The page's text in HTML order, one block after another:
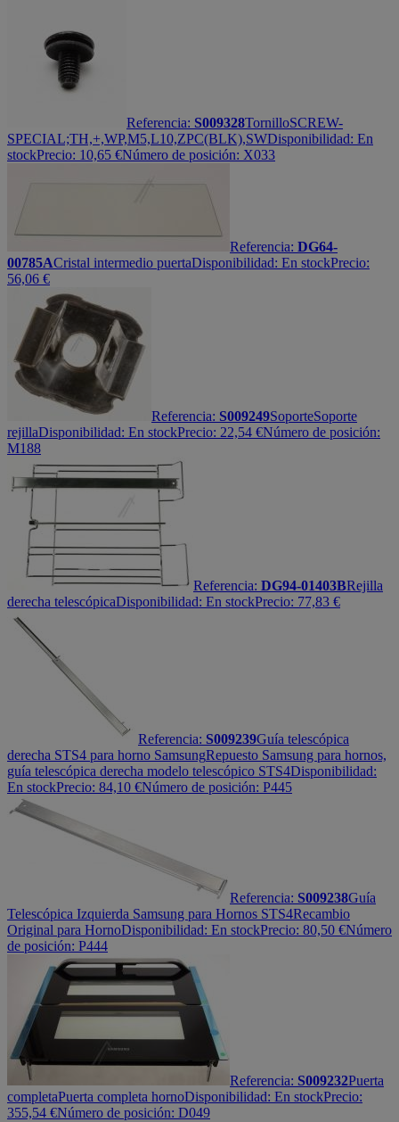
Referencia: S009328TornilloSCREW-
SPECIAL;TH,+,WP,M5,L10,ZPC(BLK),SWDisponibilidad: En
stockPrecio: 10,65 €Número de posición: X033
Referencia: DG64-
00785ACristal intermedio puertaDisponibilidad: En stockPrecio:
56,06 €
Referencia: S009249SoporteSoporte
rejillaDisponibilidad: En stockPrecio: 22,54 €Número de posición:
M188
Referencia: DG94-01403BRejilla
derecha telescópicaDisponibilidad: En stockPrecio: 77,83 €
Referencia: S009239Guía telescópica
derecha STS4 para horno SamsungRepuesto Samsung para hornos,
guía telescópica derecha modelo telescópico STS4Disponibilidad:
En stockPrecio: 84,10 €Número de posición: P445
Referencia: S009238Guía
Telescópica Izquierda Samsung para Hornos STS4Recambio
Original para HornoDisponibilidad: En stockPrecio: 80,50 €Número
de posición: P444
Referencia: S009232Puerta
completaPuerta completa hornoDisponibilidad: En stockPrecio:
355,54 €Número de posición: D049